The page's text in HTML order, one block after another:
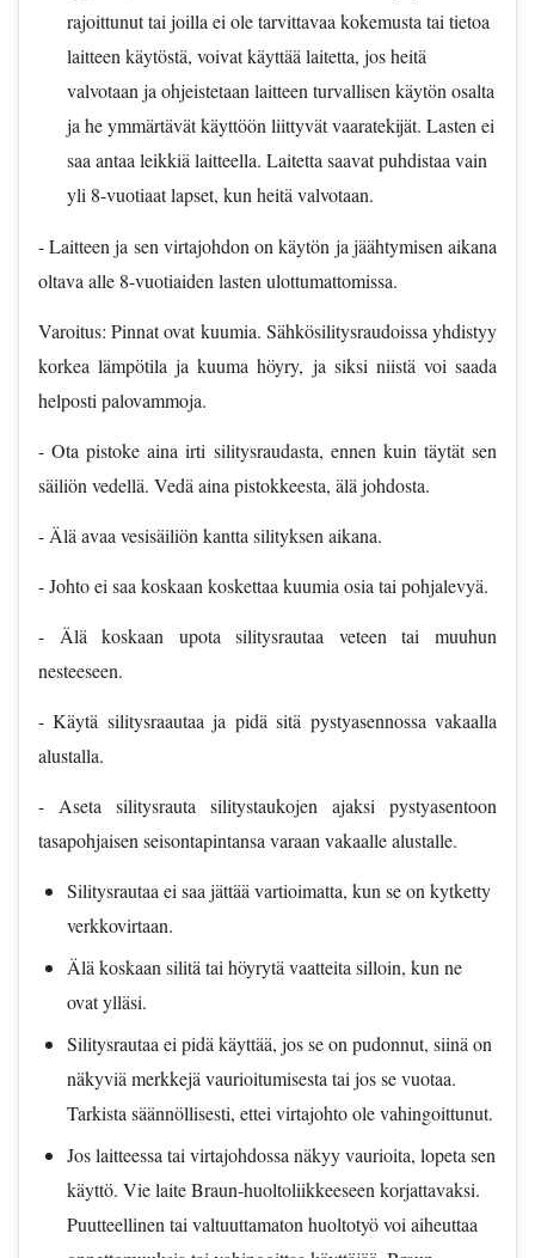
rajoittunut tai joilla ei ole tarvittavaa kokemusta tai tietoa
laitteen käytöstä, voivat käyttää laitetta, jos heitä
valvotaan ja ohjeistetaan laitteen turvallisen käytön osalta
ja he ymmärtävät käyttöön liittyvät vaaratekijät. Lasten ei
saa antaa leikkiä laitteella. Laitetta saavat puhdistaa vain
yli 8-vuotiaat lapset, kun heitä valvotaan.
- Laitteen ja sen virtajohdon on käytön ja jäähtymisen aikana
oltava alle 8-vuotiaiden lasten ulottumattomissa.
Varoitus: Pinnat ovat kuumia. Sähkösilitysraudoissa yhdistyy
korkea lämpötila ja kuuma höyry, ja siksi niistä voi saada
helposti palovammoja.
- Ota pistoke aina irti silitysraudasta, ennen kuin täytät sen
säiliön vedellä. Vedä aina pistokkeesta, älä johdosta.
- Älä avaa vesisäiliön kantta silityksen aikana.
- Johto ei saa koskaan koskettaa kuumia osia tai pohjalevyä.
- Älä koskaan upota silitysrautaa veteen tai muuhun
nesteeseen.
- Käytä silitysraautaa ja pidä sitä pystyasennossa vakaalla
alustalla.
- Aseta silitysrauta silitystaukojen ajaksi pystyasentoon
tasapohjaisen seisontapintansa varaan vakaalle alustalle.
Silitysrautaa ei saa jättää vartioimatta, kun se on kytketty
verkkovirtaan.
Älä koskaan silitä tai höyrytä vaatteita silloin, kun ne
ovat ylläsi.
Silitysrautaa ei pidä käyttää, jos se on pudonnut, siinä on
näkyviä merkkejä vaurioitumisesta tai jos se vuotaa.
Tarkista säännöllisesti, ettei virtajohto ole vahingoittunut.
Jos laitteessa tai virtajohdossa näkyy vaurioita, lopeta sen
käyttö. Vie laite Braun-huoltoliikkeeseen korjattavaksi.
Puutteellinen tai valtuuttamaton huoltotyö voi aiheuttaa